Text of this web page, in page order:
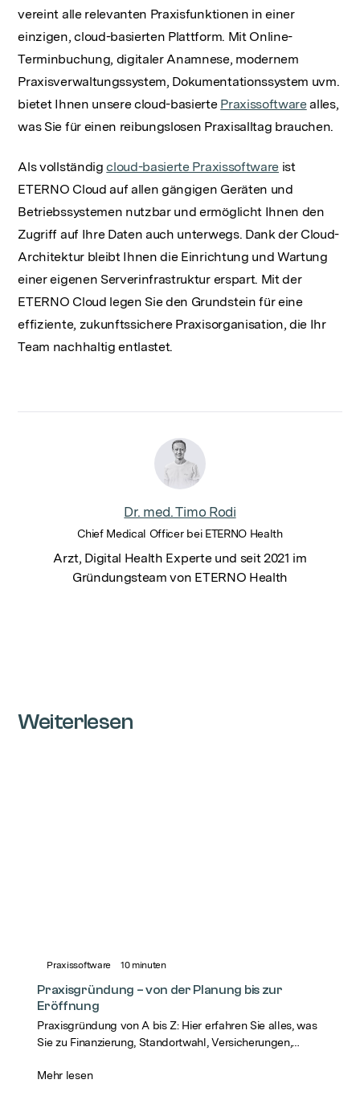
vereint alle relevanten Praxisfunktionen in einer
einzigen, cloud-basierten Plattform. Mit Online-
Terminbuchung, digitaler Anamnese, modernem
Praxisverwaltungssystem, Dokumentationssystem uvm.
bietet Ihnen unsere cloud-basierte Praxissoftwarealles,
was Sie für einen reibungslosen Praxisalltag brauchen.
Als vollständigcloud-basierte Praxissoftware ist
ETERNO Cloud auf allen gängigen Geräten und
Betriebssystemen nutzbar und ermöglicht Ihnen den
Zugriff auf Ihre Daten auch unterwegs. Dank der Cloud-
Architektur bleibt Ihnen die Einrichtung und Wartung
einer eigenen Serverinfrastruktur erspart. Mit der
ETERNO Cloud legen Sie den Grundstein für eine
effiziente, zukunftssichere Praxisorganisation, die Ihr
Team nachhaltig entlastet.
Dr. med. Timo Rodi
Chief Medical Officer bei ETERNO Health
Arzt, Digital Health Experte und seit 2021 im
Gründungsteam von ETERNO Health
Weiterlesen
Praxissoftware 10minuten
Praxisgründung – von der Planung bis zur
Eröffnung
Praxisgründung von A bis Z: Hier erfahren Sie alles, was
Sie zu Finanzierung, Standortwahl, Versicherungen,
Mehr lesen